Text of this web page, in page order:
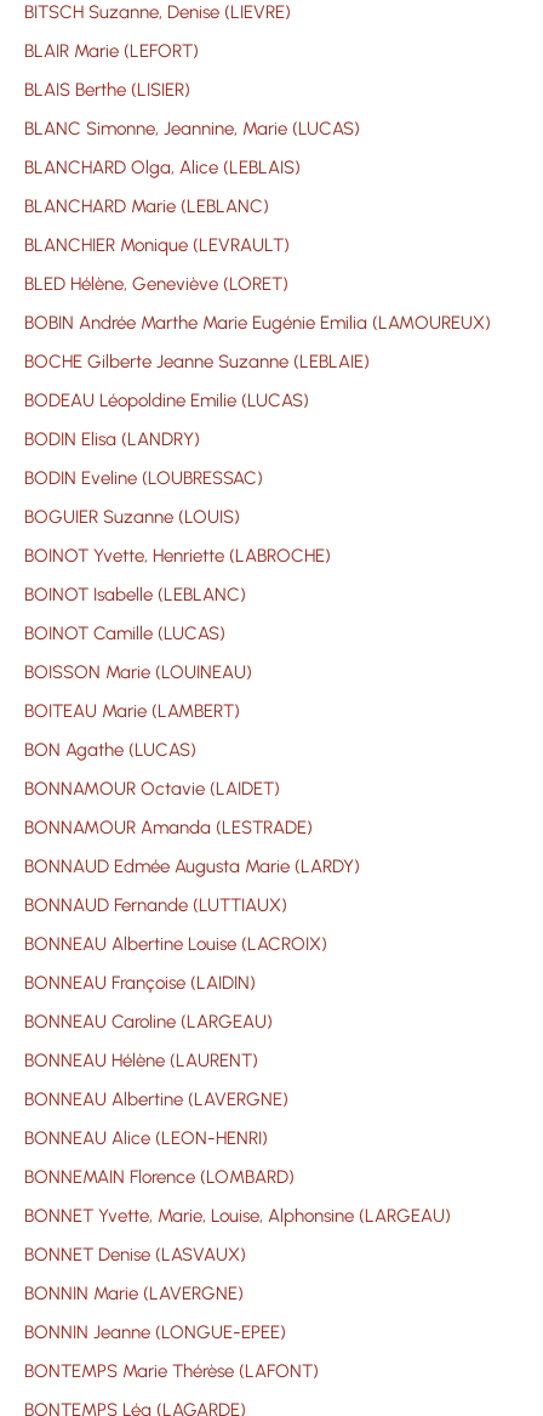
BITSCH Suzanne, Denise (LIEVRE)
BLAIR Marie (LEFORT)
BLAIS Berthe (LISIER)
BLANC Simonne, Jeannine, Marie (LUCAS)
BLANCHARD Olga, Alice (LEBLAIS)
BLANCHARD Marie (LEBLANC)
BLANCHIER Monique (LEVRAULT)
BLED Hélène, Geneviève (LORET)
BOBIN Andrée Marthe Marie Eugénie Emilia (LAMOUREUX)
BOCHE Gilberte Jeanne Suzanne (LEBLAIE)
BODEAU Léopoldine Emilie (LUCAS)
BODIN Elisa (LANDRY)
BODIN Eveline (LOUBRESSAC)
BOGUIER Suzanne (LOUIS)
BOINOT Yvette, Henriette (LABROCHE)
BOINOT Isabelle (LEBLANC)
BOINOT Camille (LUCAS)
BOISSON Marie (LOUINEAU)
BOITEAU Marie (LAMBERT)
BON Agathe (LUCAS)
BONNAMOUR Octavie (LAIDET)
BONNAMOUR Amanda (LESTRADE)
BONNAUD Edmée Augusta Marie (LARDY)
BONNAUD Fernande (LUTTIAUX)
BONNEAU Albertine Louise (LACROIX)
BONNEAU Françoise (LAIDIN)
BONNEAU Caroline (LARGEAU)
BONNEAU Hélène (LAURENT)
BONNEAU Albertine (LAVERGNE)
BONNEAU Alice (LEON-HENRI)
BONNEMAIN Florence (LOMBARD)
BONNET Yvette, Marie, Louise, Alphonsine (LARGEAU)
BONNET Denise (LASVAUX)
BONNIN Marie (LAVERGNE)
BONNIN Jeanne (LONGUE-EPEE)
BONTEMPS Marie Thérèse (LAFONT)
BONTEMPS Léa (LAGARDE)